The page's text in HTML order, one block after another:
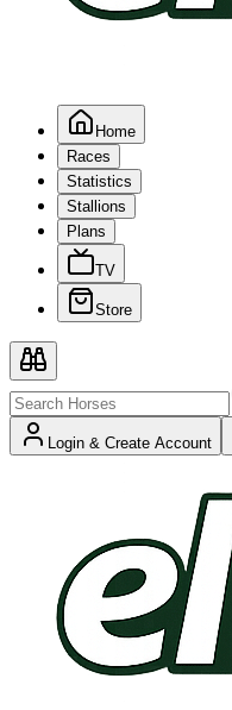
Home
Races
Statistics
Stallions
Plans
TV
Store
Login & Create Account